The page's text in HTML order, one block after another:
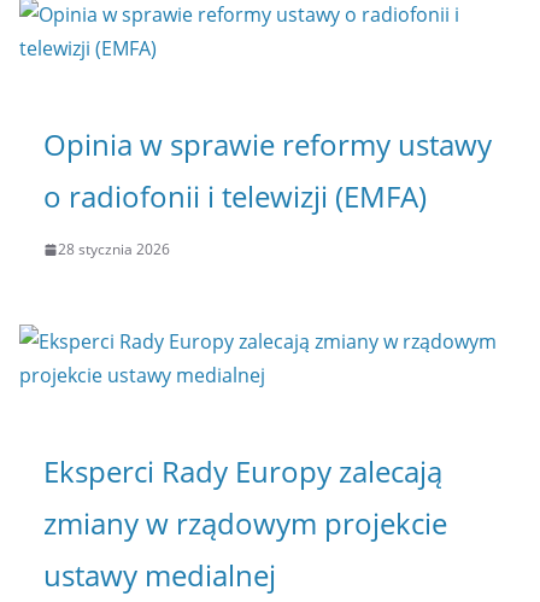
Opinia w sprawie reformy ustawy
o radiofonii i telewizji (EMFA)
28 stycznia 2026
Eksperci Rady Europy zalecają
zmiany w rządowym projekcie
ustawy medialnej